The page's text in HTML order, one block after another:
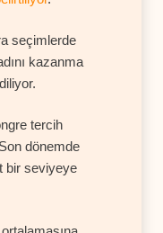
seçimlerde
kazanma
tercih
dönemde
bir seviyeye